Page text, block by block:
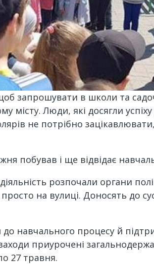
запрошувати в школи та
місту. Люди, які досягли
не потрібно
побував і ще відвідає
розпочали органи
на вулиці. Доносять до
навчального процесу й
приурочені
27 травня.